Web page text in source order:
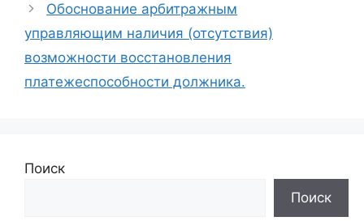
Обоснование арбитражным
управляющим наличия (отсутствия)
возможности восстановления
платежеспособности должника.
Поиск
Поиск